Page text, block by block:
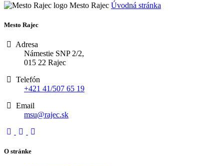
Mesto Rajec Úvodná stránka
Mesto Rajec
Adresa
Námestie SNP 2/2,
015 22 Rajec
Telefón
+421 41/507 65 19
Email
msu@rajec.sk
O stránke